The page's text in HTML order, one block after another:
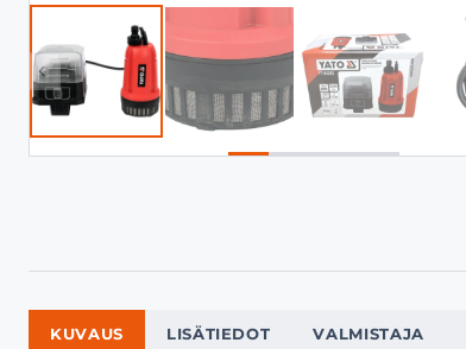
KUVAUS LISÄTIEDOT VALMISTAJA